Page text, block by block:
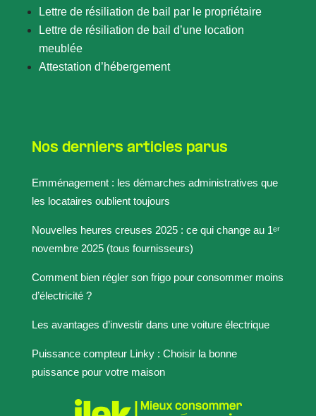
Lettre de résiliation de bail par le propriétaire
Lettre de résiliation de bail d’une location
meublée
Attestation d’hébergement
Nos derniers articles parus
Emménagement : les démarches administratives que
les locataires oublient toujours
Nouvelles heures creuses 2025 : ce qui change au 1ᵉʳ
novembre 2025 (tous fournisseurs)
Comment bien régler son frigo pour consommer moins
d’électricité ?
Les avantages d’investir dans une voiture électrique
Puissance compteur Linky : Choisir la bonne
puissance pour votre maison